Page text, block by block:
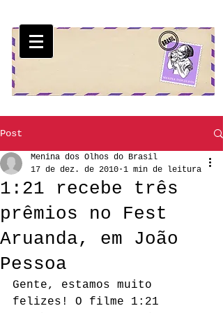
Post
1:21 recebe três
prêmios no Fest
Aruanda, em João
Pessoa
Menina dos Olhos do Brasil
17 de dez. de 2010 1 min de leitura
Gente, estamos muito
felizes! O filme 1:21